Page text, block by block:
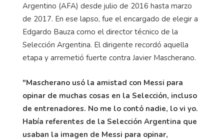
Argentino (AFA) desde julio de 2016 hasta marzo
de 2017. En ese lapso, fue el encargado de elegir a
Edgardo Bauza como el director técnico de la
Selección Argentina. El dirigente recordó aquella
etapa y arremetió fuerte contra Javier Mascherano.
"Mascherano usó la amistad con Messi para
opinar de muchas cosas en la Selección, incluso
de entrenadores. No me lo contó nadie, lo vi yo.
Había referentes de la Selección Argentina que
usaban la imagen de Messi para opinar,